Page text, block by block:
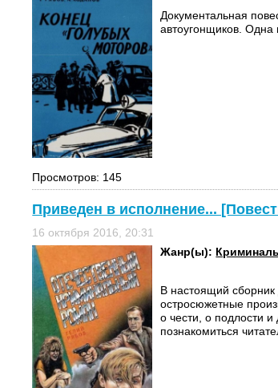
Документальная
автоугонщиков. Одна
Просмотров: 145
Приведен в исполнение...
16 октября 2016, 20:31
Жанр(ы):
В настоящий сборник
остросюжетные
о чести, о подлости
познакомиться